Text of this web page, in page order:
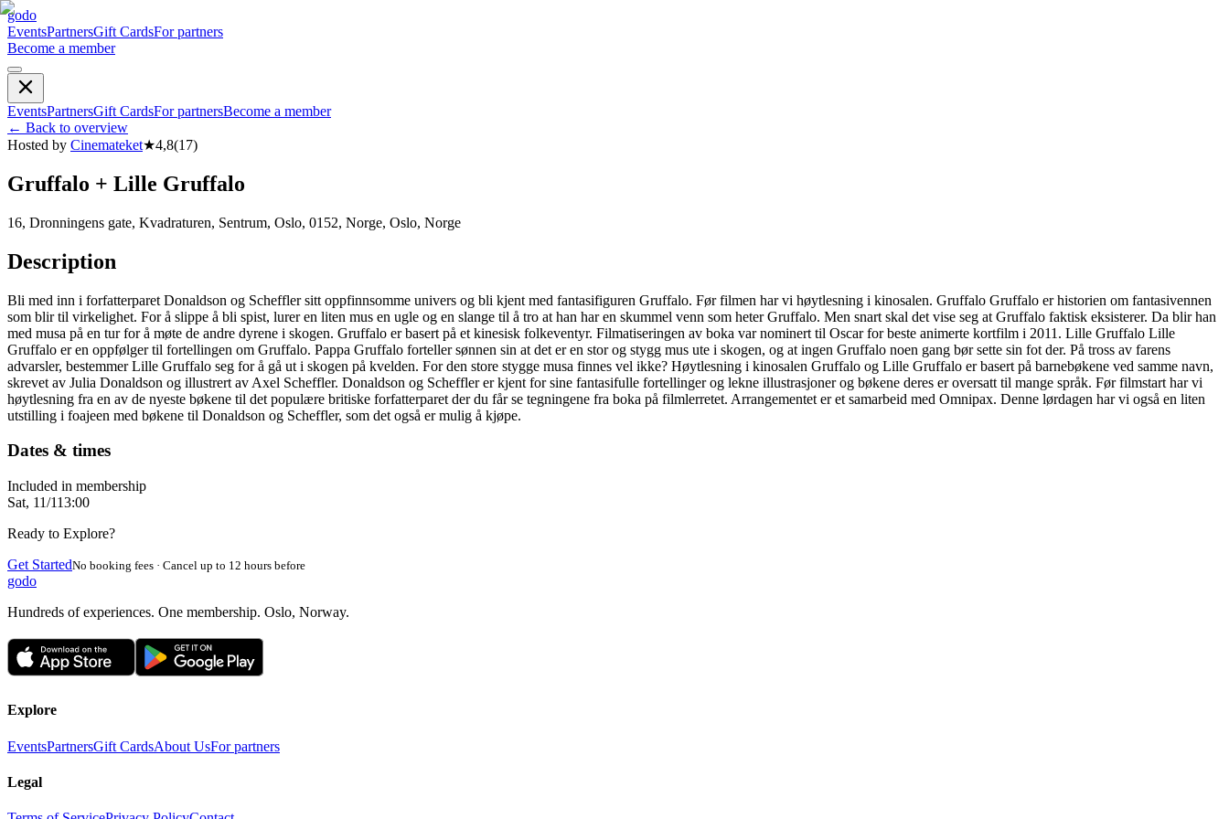
godo
EventsPartnersGift CardsFor partners
Become a member
EventsPartnersGift CardsFor partnersBecome a member
← Back to overview
Hosted by Cinemateket★4,8(17)
Gruffalo + Lille Gruffalo
16, Dronningens gate, Kvadraturen, Sentrum, Oslo, 0152, Norge, Oslo, Norge
Description
Bli med inn i forfatterparet Donaldson og Scheffler sitt oppfinnsomme univers og bli kjent med fantasifiguren Gruffalo. Før filmen har vi høytlesning i kinosalen. Gruffalo Gruffalo er historien om fantasivennen
som blir til virkelighet. For å slippe å bli spist, lurer en liten mus en ugle og en slange til å tro at han har en skummel venn som heter Gruffalo. Men snart skal det vise seg at Gruffalo faktisk eksisterer. Da blir han
med musa på en tur for å møte de andre dyrene i skogen. Gruffalo er basert på et kinesisk folkeventyr. Filmatiseringen av boka var nominert til Oscar for beste animerte kortfilm i 2011. Lille Gruffalo Lille
Gruffalo er en oppfølger til fortellingen om Gruffalo. Pappa Gruffalo forteller sønnen sin at det er en stor og stygg mus ute i skogen, og at ingen Gruffalo noen gang bør sette sin fot der. På tross av farens
advarsler, bestemmer Lille Gruffalo seg for å gå ut i skogen på kvelden. For den store stygge musa finnes vel ikke? Høytlesning i kinosalen Gruffalo og Lille Gruffalo er basert på barnebøkene ved samme navn,
skrevet av Julia Donaldson og illustrert av Axel Scheffler. Donaldson og Scheffler er kjent for sine fantasifulle fortellinger og lekne illustrasjoner og bøkene deres er oversatt til mange språk. Før filmstart har vi
høytlesning fra en av de nyeste bøkene til det populære britiske forfatterparet der du får se tegningene fra boka på filmlerretet. Arrangementet er et samarbeid med Omnipax. Denne lørdagen har vi også en liten
utstilling i foajeen med bøkene til Donaldson og Scheffler, som det også er mulig å kjøpe.
Dates & times
Included in membership
Sat, 11/113:00
Ready to Explore?
Get StartedNo booking fees · Cancel up to 12 hours before
godo
Hundreds of experiences. One membership. Oslo, Norway.
Explore
EventsPartnersGift CardsAbout UsFor partners
Legal